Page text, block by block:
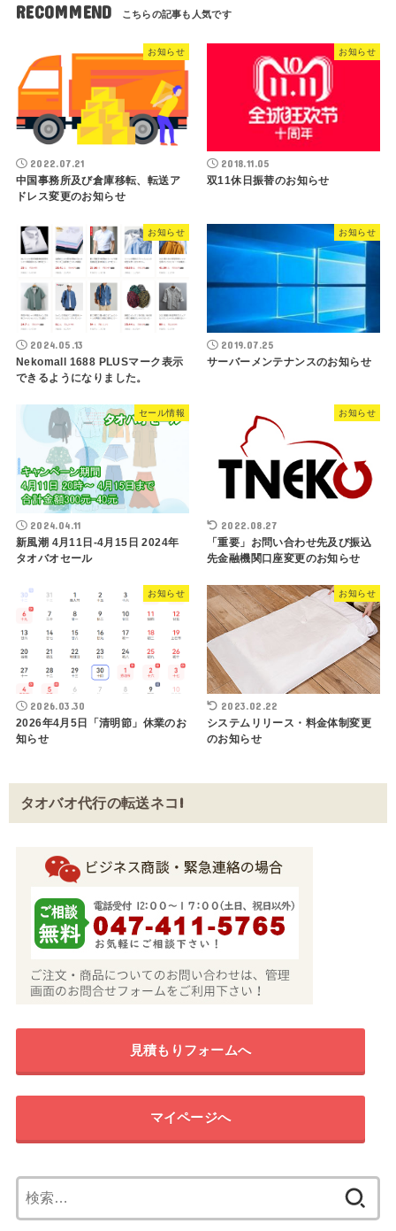
RECOMMEND
お知らせ
2022.07.21
中国事務所及び倉庫移転、転送ア
ドレス変更のお知らせ
お知らせ
2018.11.05
双11休日振替のお知らせ
お知らせ
2024.05.13
Nekomall 1688 PLUSマーク表示
できるようになりました。
お知らせ
2019.07.25
サーバーメンテナンスのお知らせ
セール情報
2024.04.11
新風潮 4月11日-4月15日 2024年
タオバオセール
お知らせ
2022.08.27
「重要」お問い合わせ先及び振込
先金融機関口座変更のお知らせ
お知らせ
2026.03.30
2026年4月5日「清明節」休業のお
知らせ
お知らせ
2023.02.22
システムリリース・料金体制変更
のお知らせ
タオバオ代行の転送ネコ!
見積もりフォームへ
マイページへ
索: